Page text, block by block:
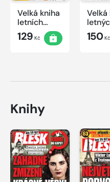
Velká kniha
letních
křížovek
2026
129 Kč
Velká
TV JOJ
150Kč
Knihy